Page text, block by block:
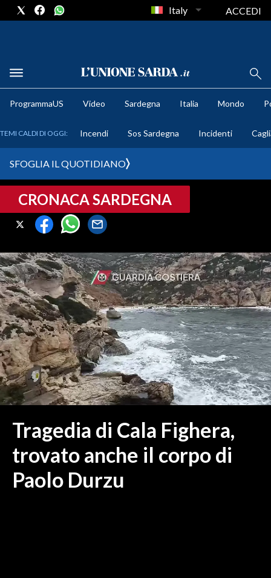
METEO
CRONACA SARDEGNA
CAGLIARI
SULCIS IGLESIENTE
MEDIO CAMPIDANO
ORISTANO E PROVINCIA
SASSARI E PROVINCIA
GALLURA
NUORO E PROVINCIA
OGLIASTRA
AGENDA
ITALIA
MONDO
POLITICA
Italy ACCEDI
ProgrammaUS Video Sardegna Italia Mondo
TEMI CALDI DI OGGI: Incendi Sos Sardegna Incidenti
SFOGLIA IL QUOTIDIANO
CRONACA SARDEGNA
Tragedia di Cala Fighera,
trovato anche il corpo di
Paolo Durzu